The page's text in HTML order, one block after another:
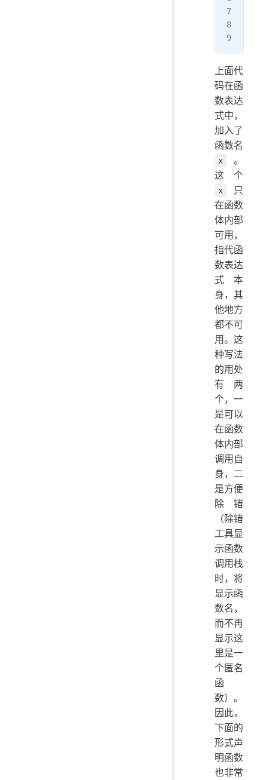
上面代
码在函
数表达
式中，
加入了
函数名
x
。
这个
x
只
在函数
体内部
可用，
指代函
数表达
式本
身，其
他地方
都不可
用。这
种写法
的用处
有两
个，一
是可以
在函数
体内部
调用自
身，二
是方便
除错
（除错
工具显
示函数
调用栈
时，将
显示函
数名，
而不再
显示这
里是一
个匿名
函
数）。
因此，
下面的
形式声
明函数
也非常